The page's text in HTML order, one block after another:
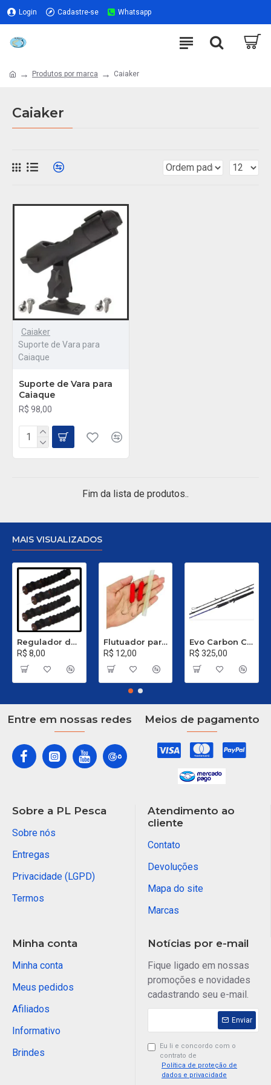
Login Cadastre-se Whatsapp
Produtos por marca Caiaker
Caiaker
Caiaker
Suporte de Vara para
Caiaque
Suporte de Vara para
Caiaque
R$ 98,00
Fim da lista de produtos..
MAIS VISUALIZADOS
Regulador de Chumbada STOP Nº 1
R$ 8,00
Flutuador para Salsicha Nº 9
R$ 12,00
Evo Carbon C 661 XH - 40 a 80 Libras
R$ 325,00
Entre em nossas redes Meios de pagamento
Sobre a PL Pesca
Sobre nós
Entregas
Privacidade (LGPD)
Termos
Atendimento ao
cliente
Contato
Devoluções
Mapa do site
Marcas
Minha conta
Minha conta
Meus pedidos
Afiliados
Informativo
Brindes
Notícias por e-mail
Fique ligado em nossas
promoções e novidades
cadastrando seu e-mail.
Enviar
Eu li e concordo com o
contrato de
Política de proteção de
dados e privacidade